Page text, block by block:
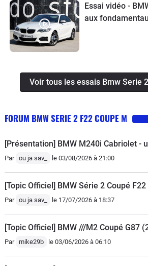
Essai vidéo -
aux
Voir tous les essais Bmw Serie
FORUM BMW SERIE 2 F22 COUPE M
[Présentation] BMW M240i Cabriolet -
Par ou ja sav_ le 03/08/2026 à 21:00
[Topic Officiel] BMW Série 2 Coupé
Par ou ja sav_ le 17/07/2026 à 18:37
[Topic Officiel] BMW ///M2 Coupé G87
Par mike29b le 03/06/2026 à 06:10